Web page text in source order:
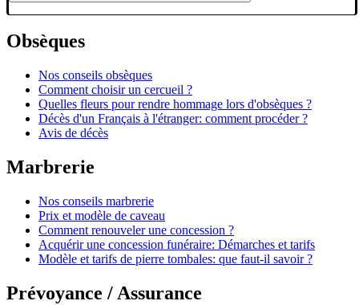
Obsèques
Nos conseils obsèques
Comment choisir un cercueil ?
Quelles fleurs pour rendre hommage lors d'obsèques ?
Décès d'un Français à l'étranger: comment procéder ?
Avis de décès
Marbrerie
Nos conseils marbrerie
Prix et modèle de caveau
Comment renouveler une concession ?
Acquérir une concession funéraire: Démarches et tarifs
Modèle et tarifs de pierre tombales: que faut-il savoir ?
Prévoyance / Assurance